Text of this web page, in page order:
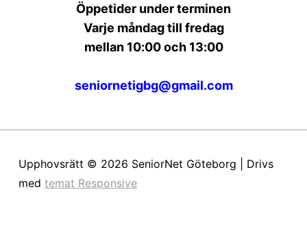
Öppetider under terminen
Varje måndag till fredag
mellan 10:00 och 13:00
seniornetigbg@gmail.com
Upphovsrätt © 2026 SeniorNet Göteborg
| Drivs
med temat Responsive